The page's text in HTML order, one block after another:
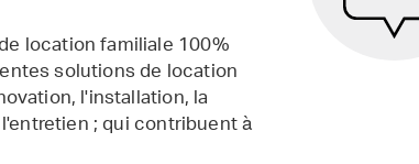
location familiale 100%
solutions de location
l'installation, la
; qui contribuent à